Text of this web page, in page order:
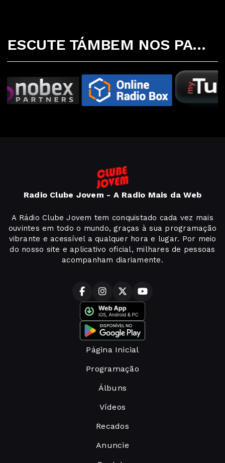
ESCUTE TÁMBEM NOS PARCEIROS ABAIXO
Radio Clube Jovem - A Radio Mais da Web
A Rádio Clube Jovem tem conquistado cada vez mais
ouvintes em todo o mundo, graças à sua programação
vibrante e acessível a qualquer hora e lugar. Por meio
do nosso site e aplicativo oficial, milhares de pessoas
acompanham diariamente.
Página Inicial
Programação
Álbuns
Vídeos
Recados
Anuncie